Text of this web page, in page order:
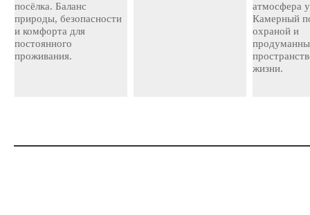
посёлка. Баланс
природы, безопасности
и комфорта для
постоянного
проживания.
атмосфера
Камерный
охраной и
жизни.